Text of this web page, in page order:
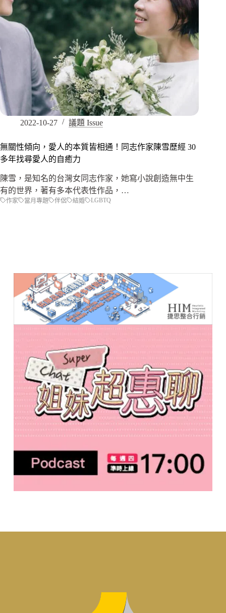
2022-10-27 議題 Issue
無關性傾向，愛人的本質皆相通！同志作家陳雪歷經 30
多年找尋愛人的自癒力
陳雪，是知名的台灣女同志作家，她寫小說創造無中生
有的世界，著有多本代表性作品，…
作家 當月專題 伴侶 結婚 LGBTQ